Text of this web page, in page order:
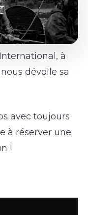
à
dévoile sa
avec toujours
à réserver une
!